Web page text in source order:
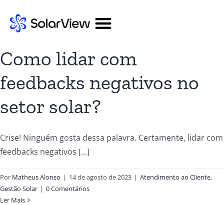
Como lidar com
feedbacks negativos no
setor solar?
Crise! Ninguém gosta dessa palavra. Certamente, lidar com
feedbacks negativos [...]
Por Matheus Alonso | 14 de agosto de 2023 | Atendimento ao Cliente,
Gestão Solar | 0 Comentários
Ler Mais